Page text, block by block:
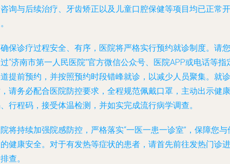
询与后续治疗、牙齿矫正以及儿童口腔保健等项目均已正常开
保诊疗过程安全、有序，医院将严格实行预约就诊制度。请您
“济南市第一人民医院”官方微信公众号、医院APP或电话等指
提前预约，并按照预约时段错峰就诊，以减少人员聚集。就诊
请务必配合医院防控要求，全程规范佩戴口罩，主动出示健康
行程码，接受体温检测，并如实完成流行病学调查。
将持续加强院感防控，严格落实“一医一患一诊室”，保障您与
健康安全。对于有发热等症状的患者，请首先前往发热门诊进
查。